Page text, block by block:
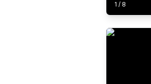
1 / 8